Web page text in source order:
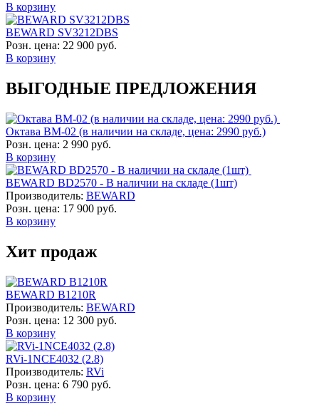
В корзину
BEWARD SV3212DBS
Розн. цена: 22 900 руб.
В корзину
ВЫГОДНЫЕ ПРЕДЛОЖЕНИЯ
Октава ВМ-02 (в наличии на складе, цена: 2990 руб.)
Розн. цена: 2 990 руб.
В корзину
BEWARD BD2570 - В наличии на складе (1шт)
Производитель: BEWARD
Розн. цена: 17 900 руб.
В корзину
Хит продаж
BEWARD B1210R
Производитель: BEWARD
Розн. цена: 12 300 руб.
В корзину
RVi-1NCE4032 (2.8)
Производитель: RVi
Розн. цена: 6 790 руб.
В корзину